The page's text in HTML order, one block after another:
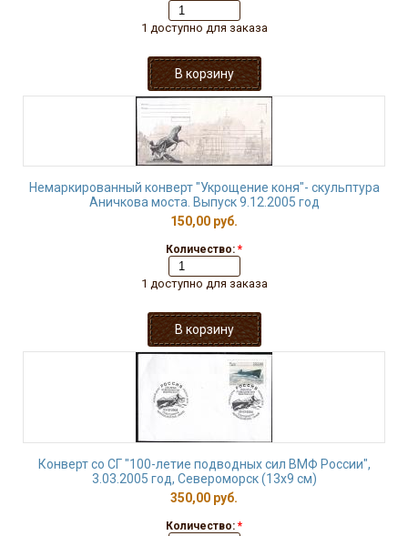
1 доступно для заказа
Немаркированный конверт "Укрощение коня"- скульптура
Аничкова моста. Выпуск 9.12.2005 год
150,00 руб.
Количество: *
1 доступно для заказа
Конверт со СГ "100-летие подводных сил ВМФ России",
3.03.2005 год, Североморск (13х9 см)
350,00 руб.
Количество: *